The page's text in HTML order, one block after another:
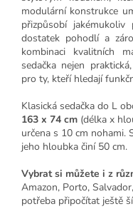
modulární konstrukce
přizpůsobí
dostatek pohodlí a
kombinaci kvalitních
sedačka nejen
pro ty, kteří hledají
Klasická sedačka do L
163 x 74 cm (délka x
určena s 10 cm nohami.
jeho hloubka činí 50 cm.
Vybrat si můžete i z
Amazon, Porto,
potřeba připočítat ještě